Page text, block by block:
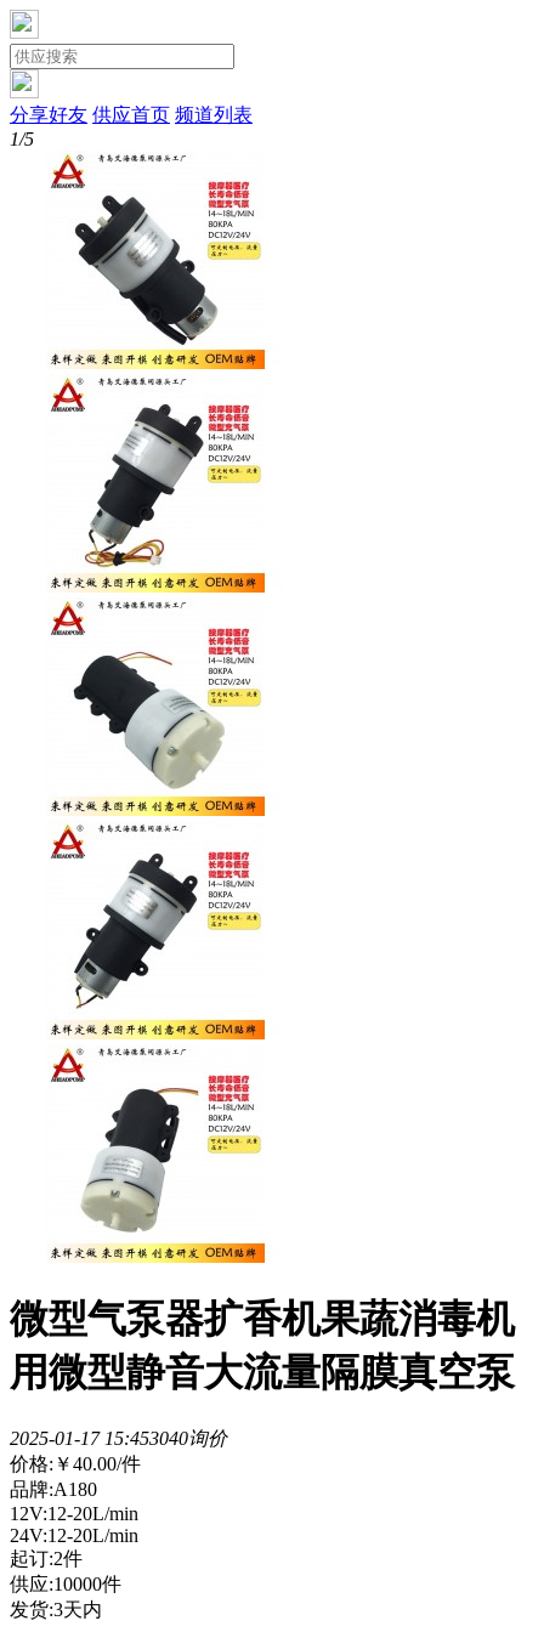
分享好友 供应首页 频道列表
1/5
微型气泵器扩香机果蔬消毒机
用微型静音大流量隔膜真空泵
2025-01-17 15:453040询价
价格: ￥40.00/件
品牌:A180
12V:12-20L/min
24V:12-20L/min
起订:2件
供应:10000件
发货:3天内